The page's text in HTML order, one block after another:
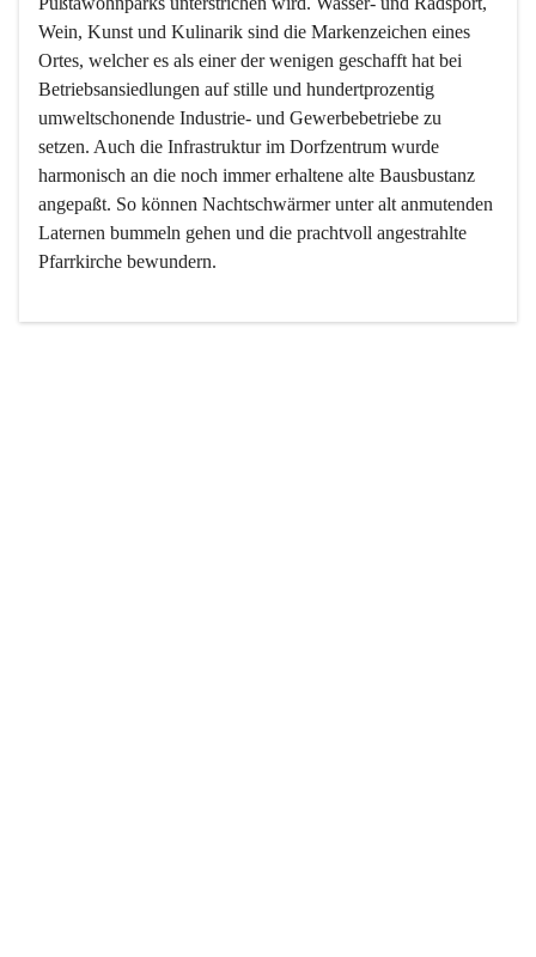
Wein, Kunst und Kulinarik sind die Markenzeichen eines
Ortes, welcher es als einer der wenigen geschafft hat bei
Betriebsansiedlungen auf stille und hundertprozentig
umweltschonende Industrie- und Gewerbebetriebe zu
setzen. Auch die Infrastruktur im Dorfzentrum wurde
harmonisch an die noch immer erhaltene alte Bausbustanz
angepaßt. So können Nachtschwärmer unter alt anmutenden
Laternen bummeln gehen und die prachtvoll angestrahlte
Pfarrkirche bewundern.
Der Weinbau dominert heute nicht mehr, ist aber integrativer